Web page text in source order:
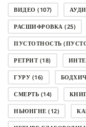
ВИДЕО (107)
РАСШИФРОВКА (25)
ПУСТОТНОСТЬ
РЕТРИТ(18)
ГУРУ (16)
СМЕРТЬ (14)
НЬЮНГНЕ (12)